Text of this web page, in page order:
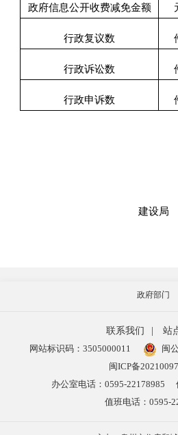
政府信息公开收费减免金额
行政复议数
行政诉讼数
行政申诉数
建设局
政府部门
联系我们
站
网站标识码：3505000011
闽
闽ICP备
办公室电话：0595-22178985
值班电话：0595-